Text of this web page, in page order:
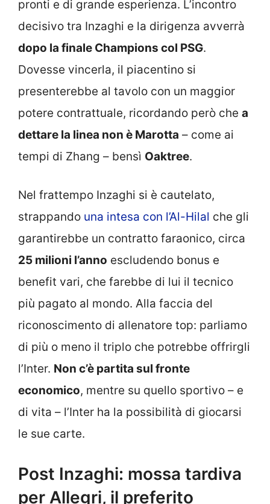
pronti e di grande esperienza. L’incontro
decisivo tra Inzaghi e la dirigenza avverrà
dopo la finale Champions col PSG.
Dovesse vincerla, il piacentino si
presenterebbe al tavolo con un maggior
potere contrattuale, ricordando però che a
dettare la linea non è Marotta – come ai
tempi di Zhang – bensì Oaktree.
Nel frattempo Inzaghi si è cautelato,
strappando una intesa con l’Al-Hilal che gli
garantirebbe un contratto faraonico, circa
25 milioni l’anno escludendo bonus e
benefit vari, che farebbe di lui il tecnico
più pagato al mondo. Alla faccia del
riconoscimento di allenatore top: parliamo
di più o meno il triplo che potrebbe offrirgli
l’Inter. Non c’è partita sul fronte
economico, mentre su quello sportivo – e
di vita – l’Inter ha la possibilità di giocarsi
le sue carte.
Post Inzaghi: mossa tardiva
per Allegri, il preferito